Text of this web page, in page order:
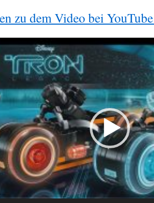
zu dem Video bei